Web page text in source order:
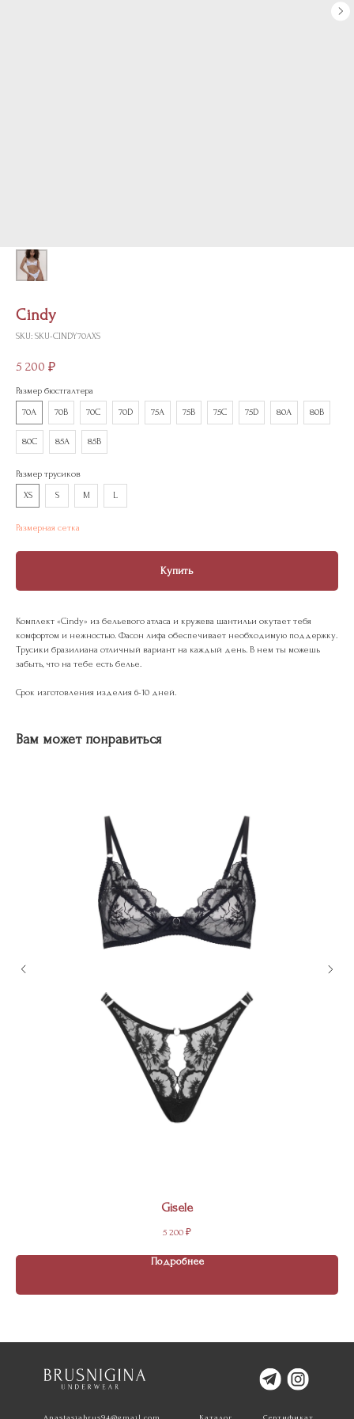
Cindy
SKU: SKU-CINDY70AXS
5 200 ₽
Размер бюстгалтера
70A 70B 70C 70D 75A 75B 75C 75D 80A 80B
80С 85A 85B
Размер трусиков
XS S M L
Размерная сетка
Купить
Комплект «Cindy» из бельевого атласа и кружева шантильи окутает тебя
комфортом и нежностью. Фасон лифа обеспечивает необходимую поддержку.
Трусики бразилиана отличный вариант на каждый день. В нем ты можешь
забыть, что на тебе есть белье.
Срок изготовления изделия 6-10 дней.
Вам может понравиться
Gisele
5 200 ₽
Подробнее
Каталог Сертификат
Anastasiabrus94@gmail.com